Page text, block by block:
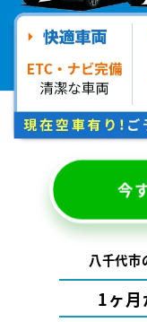
今
八千代市
1ヶ